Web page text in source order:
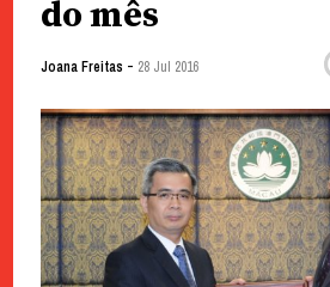
do mês
Joana Freitas - 28 Jul 2016